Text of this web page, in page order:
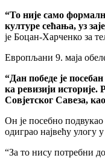
“То није само
културе сећања, уз
је Боцан-Харченко за
Европљани 9. маја
“Дан победе је
ка ревизији историје.
Совјетског Савеза,
Он је посебно
одиграо највећу улогу
“За то нису потребни